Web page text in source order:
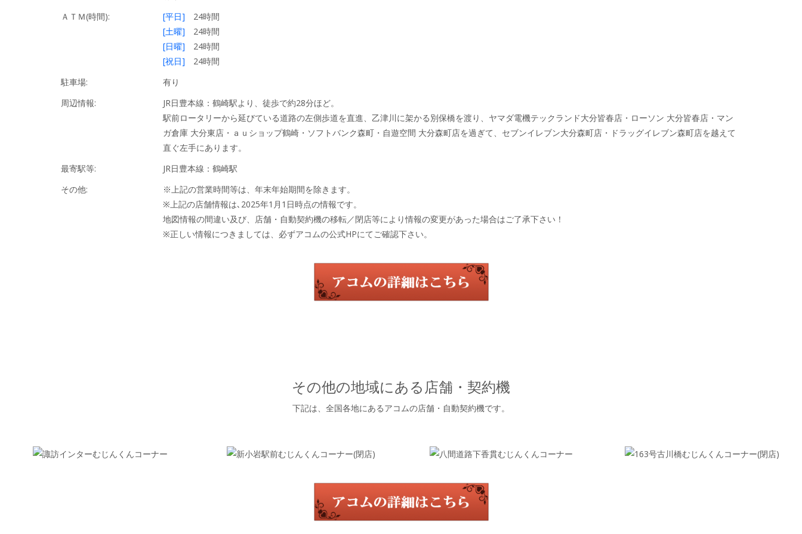
ＡＴＭ(時間):
[平日] 24時間
[土曜] 24時間
[日曜] 24時間
[祝日] 24時間
駐車場:
有り
周辺情報:
JR日豊本線：鶴崎駅より、徒歩で約28分ほど。
駅前ロータリーから延びている道路の左側歩道を直進、乙津川に架かる別保橋を渡り、ヤマダ電機テックランド大分皆春店・ローソン 大分皆春店・マン
ガ倉庫 大分東店・ａｕショップ鶴崎・ソフトバンク森町・自遊空間 大分森町店を過ぎて、セブンイレブン大分森町店・ドラッグイレブン森町店を越えて
直ぐ左手にあります。
最寄駅等:
JR日豊本線：鶴崎駅
その他:
※上記の営業時間等は、年末年始期間を除きます。
※上記の店舗情報は､2025年1月1日時点の情報です。
地図情報の間違い及び、店舗・自動契約機の移転／閉店等により情報の変更があった場合はご了承下さい！
※正しい情報につきましては、必ずアコムの公式HPにてご確認下さい。
その他の地域にある店舗・契約機
下記は、全国各地にあるアコムの店舗・自動契約機です。